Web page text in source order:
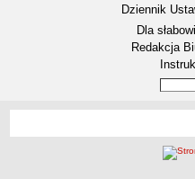
Dziennik
Menu
Dla
Redakcja